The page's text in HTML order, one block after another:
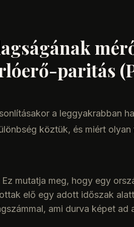
paritás
a leggyakrabban
köztük, és miért
Ez mutatja meg, hogy egy
elő egy adott időszak
ami durva képet ad